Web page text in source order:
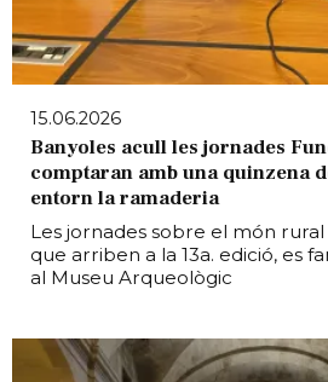
15.06.2026
Banyoles acull les jornades
comptaran amb una quinzena
entorn la ramaderia
Les jornades sobre el món
que arriben a la 13a. edició, es
al Museu Arqueològic